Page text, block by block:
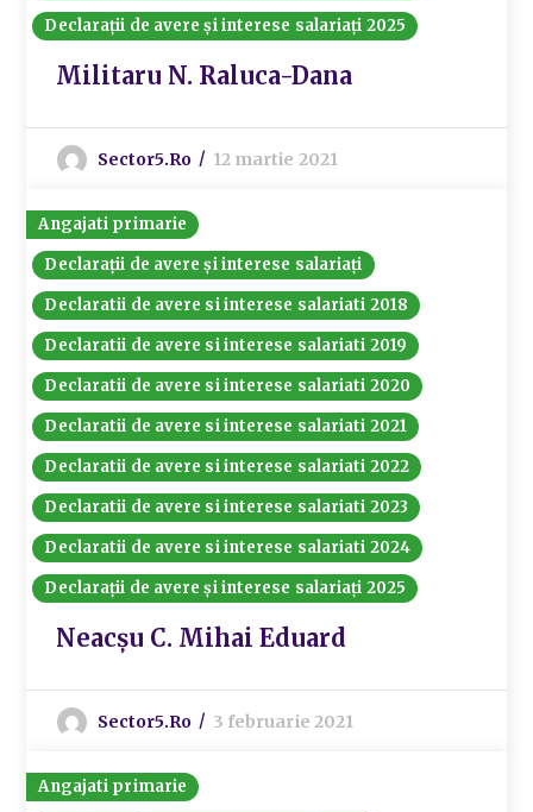
Declarații de avere și interese salariați 2025
Militaru N. Raluca-Dana
Sector5.ro 12 martie 2021
Angajati primarie
Declarații de avere și interese salariați
Declaratii de avere si interese salariati 2018
Declaratii de avere si interese salariati 2019
Declaratii de avere si interese salariati 2020
Declaratii de avere si interese salariati 2021
Declaratii de avere si interese salariati 2022
Declaratii de avere si interese salariati 2023
Declaratii de avere si interese salariati 2024
Declarații de avere și interese salariați 2025
Neacșu C. Mihai Eduard
Sector5.ro 3 februarie 2021
Angajati primarie